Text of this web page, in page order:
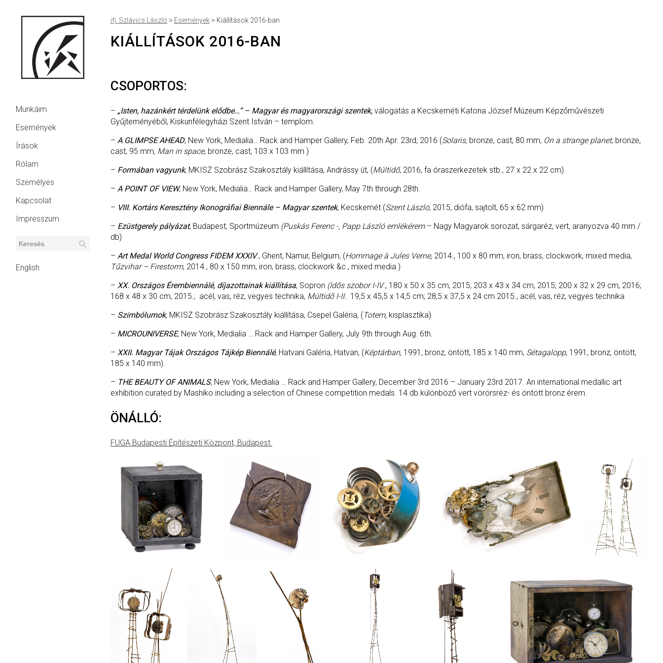
Munkáim
Események
Írások
Rólam
Személyes
Kapcsolat
Impresszum
English
ifj. Szlávics László > Események > Kiállítások 2016-ban
KIÁLLÍTÁSOK 2016-BAN
CSOPORTOS:
– „Isten, hazánkért térdelünk elődbe…” – Magyar és magyarországi szentek, válogatás a Kecskeméti Katona József Múzeum Képzőművészeti
Gyűjteményéből, Kiskunfélegyházi Szent István – templom.
– A GLIMPSE AHEAD, New York, Medialia… Rack and Hamper Gallery, Feb. 20th Apr. 23rd, 2016 (Solaris, bronze, cast, 80 mm, On a strange planet, bronze,
cast, 95 mm, Man in space, bronze, cast, 103 x 103 mm )
– Formában vagyunk, MKISZ Szobrász Szakosztály kiállítása, Andrássy út, (Múltidő, 2016, fa óraszerkezetek stb., 27 x 22 x 22 cm).
– A POINT OF VIEW, New York, Medialia… Rack and Hamper Gallery, May 7th through 28th.
– VIII. Kortárs Keresztény Ikonográfiai Biennále – Magyar szentek, Kecskemét (Szent László, 2015, diófa, sajtolt, 65 x 62 mm)
– Ezüstgerely pályázat, Budapest, Sportmúzeum (Puskás Ferenc -, Papp László emlékérem– Nagy Magyarok sorozat, sárgaréz, vert, aranyozva 40 mm /
db)
– Art Medal World Congress FIDEM XXXIV., Ghent, Namur, Belgium, (Hommage à Jules Verne, 2014., 100 x 80 mm, iron, brass, clockwork, mixed media,
Tűzvihar – Firestorm, 2014., 80 x 150 mm, iron, brass, clockwork &c., mixed media )
– XX. Országos Érembiennálé, díjazottainak kiállítása, Sopron (Idős szobor I-IV., 180 x 50 x 35 cm, 2015; 203 x 43 x 34 cm, 2015; 200 x 32 x 29 cm, 2016;
168 x 48 x 30 cm, 2015.; acél, vas, réz, vegyes technika, Múltidő I-II. . 19,5 x 45,5 x 14,5 cm; 28,5 x 37,5 x 24 cm 2015., acél, vas, réz, vegyes technika
– Szimbólumok, MKISZ Szobrász Szakosztály kiállítása, Csepel Galéria, (Totem, kisplasztika).
– MICROUNIVERSE, New York, Medialia … Rack and Hamper Gallery, July 9th through Aug. 6th.
– XXII. Magyar Tájak Országos Tájkép Biennálé, Hatvani Galéria, Hatvan, (Képtárban, 1991, bronz, öntött, 185 x 140 mm, Sétagalopp, 1991, bronz, öntött,
185 x 140 mm).
– THE BEAUTY OF ANIMALS, New York, Medialia … Rack and Hamper Gallery, December 3rd 2016 – January 23rd 2017. An international medallic art
exhibition curated by Mashiko including a selection of Chinese competition medals. 14 db különböző vert vörörsréz- és öntött bronz érem.
ÖNÁLLÓ:
FUGA Budapesti Építészeti Központ, Budapest.